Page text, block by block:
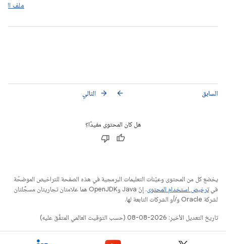
ملف
السابق arrow_back التالي arrow_forward
هل كان المحتوى مفيدًا؟
يخضع كل من المحتوى وعيّنات التعليمات البرمجية في هذه الصفحة للتراخيص الموضحّة
فيترخيص استخدام المحتوى
. إنّ Java وOpenJDK هما علامتان تجاريتان مسجَّلتان
لشركة Oracle و/أو الشركات التابعة لها.
تاريخ التعديل الأخير: 2026-08-08 (حسب التوقيت العالمي المتفَّق عليه)